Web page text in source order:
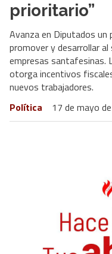
prioritario”
Avanza en Diputados
promover y desarrollar al
empresas santafesinas.
otorga incentivos
nuevos trabajadores.
Política
17 de mayo